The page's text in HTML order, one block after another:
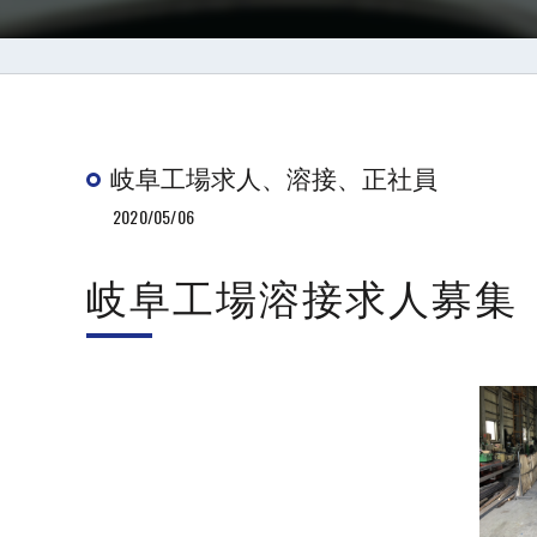
岐阜工場求人、溶接、正社員
2020/05/06
岐阜工場溶接求人募集